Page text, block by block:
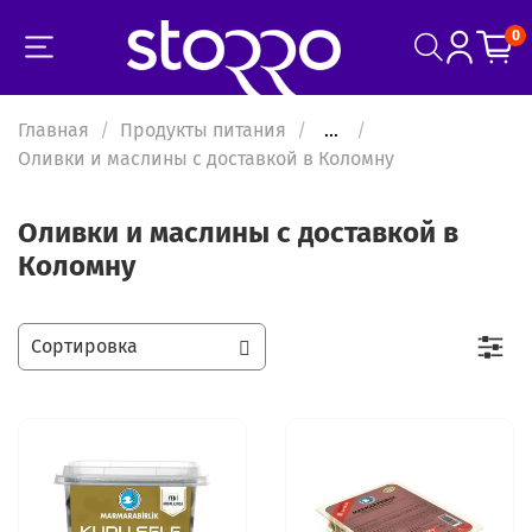
0
Главная Продукты питания
...
Оливки и маслины с доставкой в Коломну
Оливки и маслины с доставкой в
Коломну